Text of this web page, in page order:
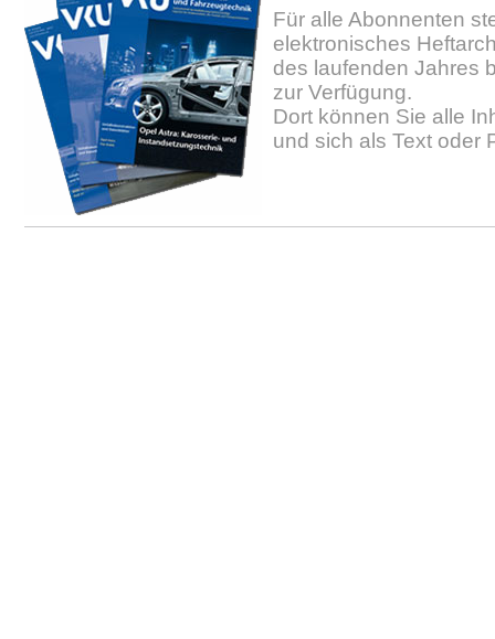
Für alle Abonnenten
elektronisches
des laufenden Jahres
zur Verfügung.
Dort können Sie alle
und sich als Text oder